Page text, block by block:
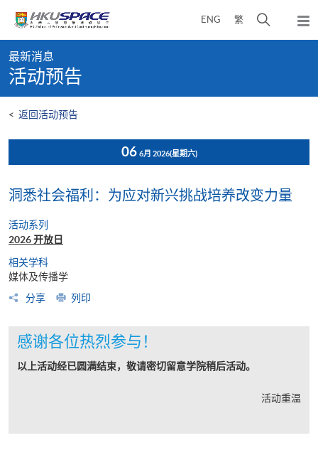
content
ENG 繁
开
弹
出
content
start
最新消息
活动预告
< 返回活动预告
06 6月 2026(星期六)
洞悉社会福利：为应对新兴挑战培养改变力量
活动系列
2026 开放日
相关学科
媒体及传播学
分享
列印
感谢各位热烈参与！
以上活动经已圆满结束，敬请密切留意学院稍后活动。
活动重温